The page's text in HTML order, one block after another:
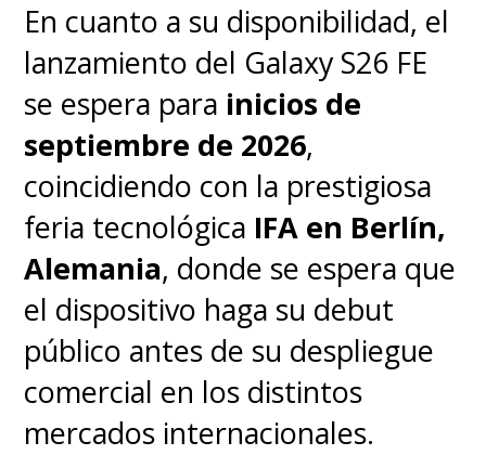
En cuanto a su disponibilidad, el
lanzamiento del Galaxy S26 FE
se espera para inicios de
septiembre de 2026,
coincidiendo con la prestigiosa
feria tecnológica IFA en Berlín,
Alemania, donde se espera que
el dispositivo haga su debut
público antes de su despliegue
comercial en los distintos
mercados internacionales.